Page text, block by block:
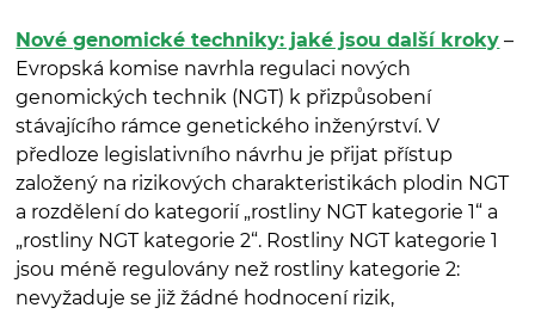
Nové genomické techniky: jaké jsou další kroky –
Evropská komise navrhla regulaci nových
genomických technik (NGT) k přizpůsobení
stávajícího rámce genetického inženýrství. V
předloze legislativního návrhu je přijat přístup
založený na rizikových charakteristikách plodin NGT
a rozdělení do kategorií „rostliny NGT kategorie 1“ a
„rostliny NGT kategorie 2“. Rostliny NGT kategorie 1
jsou méně regulovány než rostliny kategorie 2:
nevyžaduje se již žádné hodnocení rizik,